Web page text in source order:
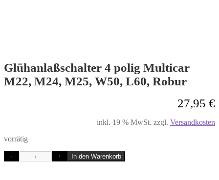
Glühanlaßschalter 4 polig Multicar
M22, M24, M25, W50, L60, Robur
27,95 €
inkl. 19 % MwSt. zzgl. Versandkosten
vorrätig
- + In den Warenkorb